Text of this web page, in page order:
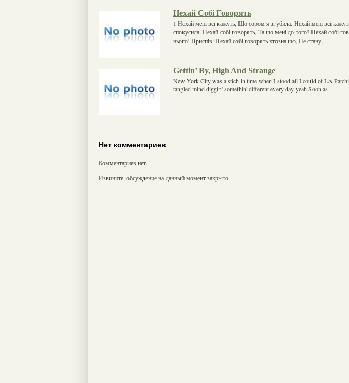
Нехай Собі Говорять
1 Нехай мені всі кажуть, Що сором я згубила. Нехай мені всі
спокусила. Нехай собі говорять, Та що мені до того? Нехай собі
нього! Приспів: Нехай собі говорять хтозна що, Не стану,
Gettin’ By, High And Strange
New York City was a stich in time when I stood all I could of LA
tangled mind diggin' somethin' different every day yeah Soon as
Нет комментариев
Комментариев нет.
Извините, обсуждение на данный момент закрыто.